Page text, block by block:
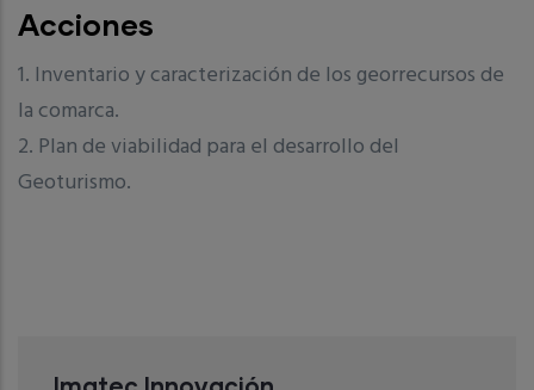
Acciones
1. Inventario y caracterización de los georrecursos de
la comarca.
2. Plan de viabilidad para el desarrollo del
Geoturismo.